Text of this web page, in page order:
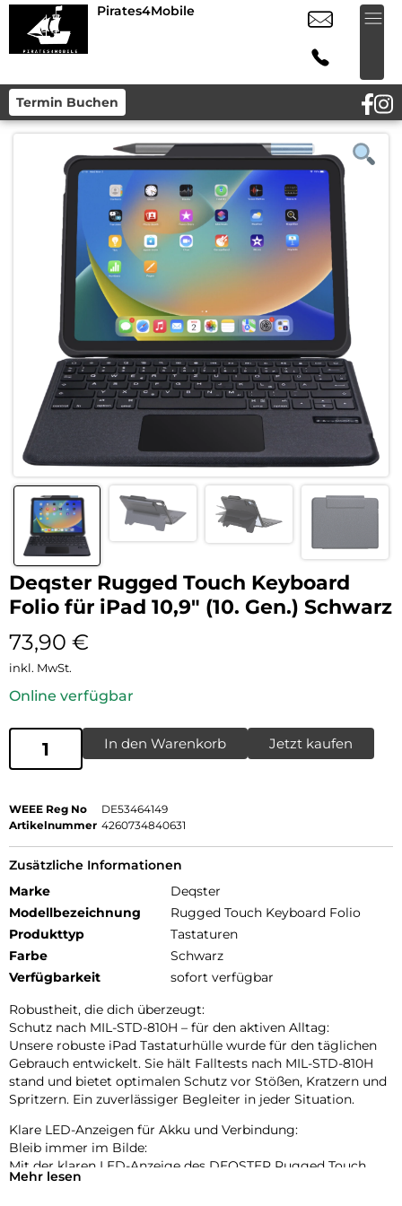
Pirates4Mobile
Termin Buchen
Deqster Rugged Touch Keyboard
Folio für iPad 10,9″ (10. Gen.) Schwarz
73,90 €
inkl. MwSt.
Online verfügbar
In den Warenkorb Jetzt kaufen
WEEE Reg No
DE53464149
Artikelnummer 4260734840631
Zusätzliche Informationen
Marke
Deqster
Modellbezeichnung
Rugged Touch Keyboard Folio
Produkttyp
Tastaturen
Farbe
Schwarz
Verfügbarkeit
sofort verfügbar
Robustheit, die dich überzeugt:
Schutz nach MIL-STD-810H – für den aktiven Alltag:
Unsere robuste iPad Tastaturhülle wurde für den täglichen
Gebrauch entwickelt. Sie hält Falltests nach MIL-STD-810H
stand und bietet optimalen Schutz vor Stößen, Kratzern und
Spritzern. Ein zuverlässiger Begleiter in jeder Situation.
Klare LED-Anzeigen für Akku und Verbindung:
Bleib immer im Bilde:
Mit der klaren LED-Anzeige des DEQSTER Rugged Touch
Keyboards behältst Du den Akkustand und die Bluetooth-
Mehr lesen